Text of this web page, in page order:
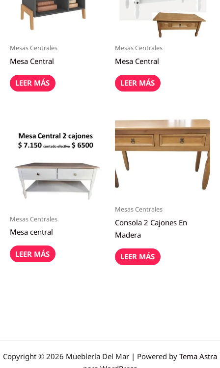
Mesas Centrales
Mesa Central
LEER MÁS
Mesas Centrales
Mesa Central
LEER MÁS
Mesas Centrales
Mesa central
LEER MÁS
Mesas Centrales
Consola 2 Cajones En
Madera
LEER MÁS
Copyright © 2026 Mueblería Del Mar | Powered by Tema Astra